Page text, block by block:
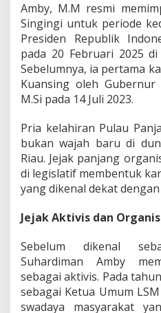
Amby, M.M resmi
Singingi untuk periode
Presiden Republik
pada 20 Februari 2025
Sebelumnya, ia pertama
Kuansing oleh Gubernur
M.Si pada 14 Juli 2023.
Pria kelahiran Pulau
bukan wajah baru di
Riau. Jejak panjang
di legislatif membentuk
yang dikenal dekat
Jejak Aktivis dan
Sebelum dikenal
Suhardiman Amby
sebagai aktivis. Pada
sebagai Ketua Umum
swadaya masyarakat